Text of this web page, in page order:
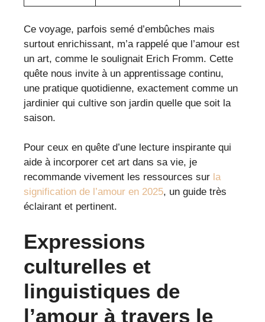
Ce voyage, parfois semé d’embûches mais
surtout enrichissant, m’a rappelé que l’amour est
un art, comme le soulignait Erich Fromm. Cette
quête nous invite à un apprentissage continu,
une pratique quotidienne, exactement comme un
jardinier qui cultive son jardin quelle que soit la
saison.
Pour ceux en quête d’une lecture inspirante qui
aide à incorporer cet art dans sa vie, je
recommande vivement les ressources sur la
signification de l’amour en 2025, un guide très
éclairant et pertinent.
Expressions
culturelles et
linguistiques de
l’amour à travers le